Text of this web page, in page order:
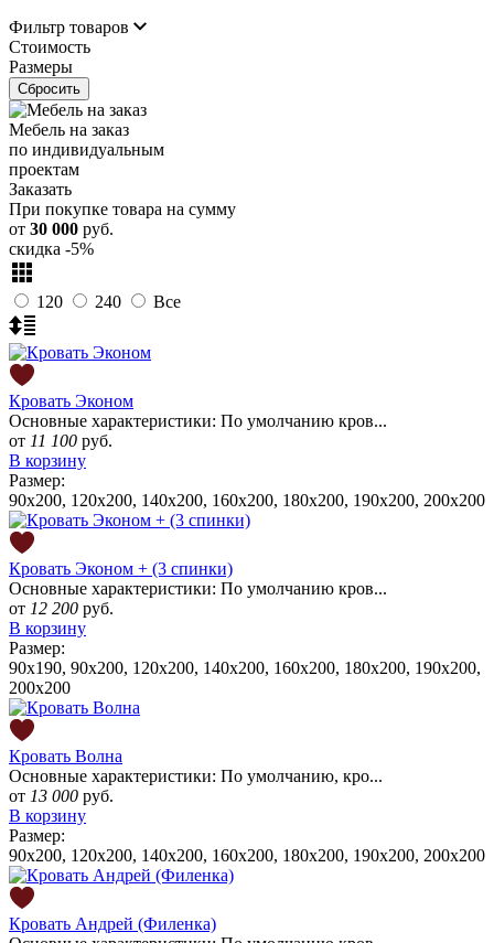
Фильтр товаров
Стоимость
Размеры
Сбросить
Мебель на заказ
по индивидуальным
проектам
Заказать
При покупке товара на сумму
от 30 000 руб.
скидка -5%
120 240 Все
Кровать Эконом
Основные характеристики: По умолчанию кров...
от 11 100 руб.
В корзину
Размер:
90x200, 120x200, 140x200, 160x200, 180x200, 190х200, 200x200
Кровать Эконом + (3 спинки)
Основные характеристики: По умолчанию кров...
от 12 200 руб.
В корзину
Размер:
90x190, 90x200, 120x200, 140x200, 160x200, 180x200, 190х200,
200x200
Кровать Волна
Основные характеристики: По умолчанию, кро...
от 13 000 руб.
В корзину
Размер:
90x200, 120x200, 140x200, 160x200, 180x200, 190х200, 200x200
Кровать Андрей (Филенка)